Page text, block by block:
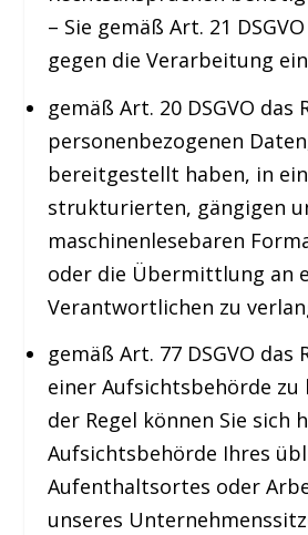
– Sie gemäß Art. 21
gegen die Verarbeitung
gemäß Art. 20 DSGVO das
personenbezogenen
bereitgestellt haben, in
strukturierten, gängigen
maschinenlesebaren
oder die Übermittlung an
Verantwortlichen zu
gemäß Art. 77 DSGVO das
einer Aufsichtsbehörde zu
der Regel können Sie sich
Aufsichtsbehörde Ihres
Aufenthaltsortes oder
unseres